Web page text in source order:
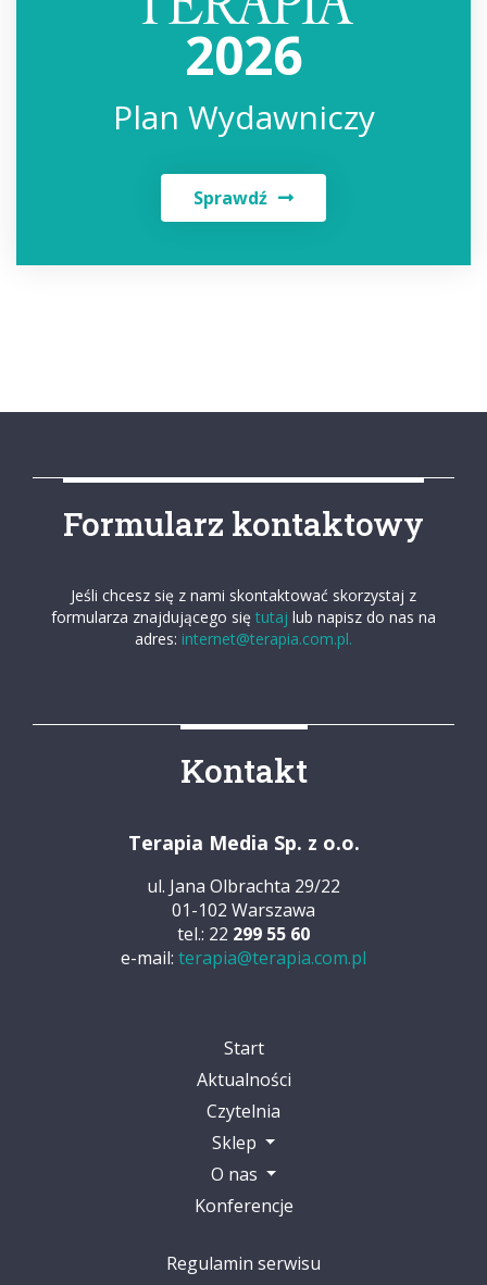
2026
Plan Wydawniczy
Sprawdź
Formularz kontaktowy
Jeśli chcesz się z nami skontaktować skorzystaj z
formularza znajdującego się tutaj lub napisz do nas na
adres: internet@terapia.com.pl.
Kontakt
Terapia Media Sp. z o.o.
ul. Jana Olbrachta 29/22
01-102 Warszawa
tel.: 22 299 55 60
e-mail: terapia@terapia.com.pl
Start
Aktualności
Czytelnia
Sklep
O nas
Konferencje
Regulamin serwisu